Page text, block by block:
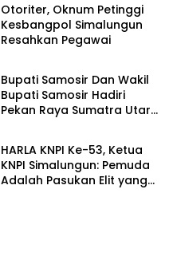
Otoriter, Oknum Petinggi
Kesbangpol Simalungun
Resahkan Pegawai
Berita Daerah
Bupati Samosir Dan Wakil
Bupati Samosir Hadiri
Pekan Raya Sumatra Utara
Berita Daerah
HARLA KNPI Ke-53, Ketua
KNPI Simalungun: Pemuda
Adalah Pasukan Elit yang